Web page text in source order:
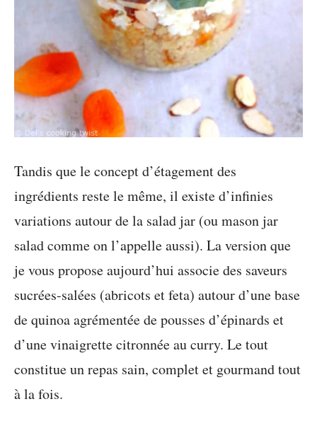
Tandis que le concept d’étagement des
ingrédients reste le même, il existe d’infinies
variations autour de la salad jar (ou mason jar
salad comme on l’appelle aussi). La version que
je vous propose aujourd’hui associe des saveurs
sucrées-salées (abricots et feta) autour d’une base
de quinoa agrémentée de pousses d’épinards et
d’une vinaigrette citronnée au curry. Le tout
constitue un repas sain, complet et gourmand tout
à la fois.